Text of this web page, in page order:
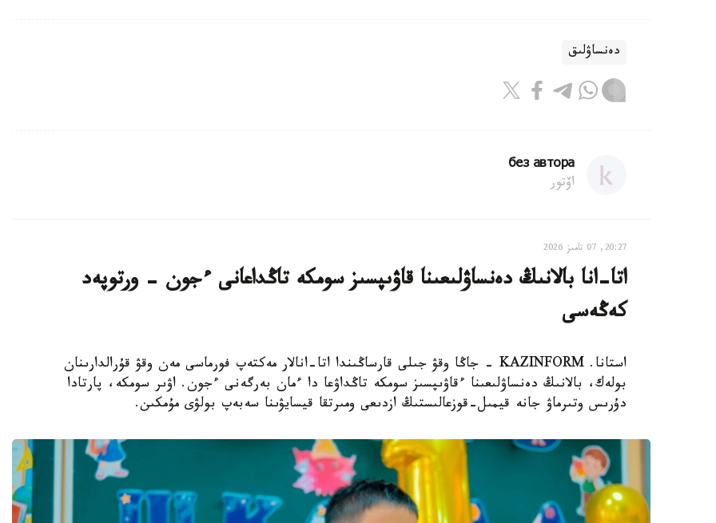
دەنساۋلىق
без автора
اۆتور
20:27, 07 تامىز 2026
اتا-انا بالانىڭ دەنساۋلىعىنا قاۋىپسىز سومكە تاڭداعانى ءجون - ورتوپەد
كەڭەسى
استانا. KAZINFORM - جاڭا وقۋ جىلى قارساڭىندا اتا-انالار مەكتەپ فورماسى مەن وقۋ قۇرالدارىنان
بولەك، بالانىڭ دەنساۋلىعىنا ءقاۋىپسىز سومكە تاڭداۋعا دا ءمان بەرگەنى ءجون. اۋىر سومكە، پارتادا
دۇرىس وتىرماۋ جانە قيمىل-قوزعالىستىڭ ازدىعى ومىرتقا قيسايۋىنا سەبەپ بولۋى مۇمكىن.